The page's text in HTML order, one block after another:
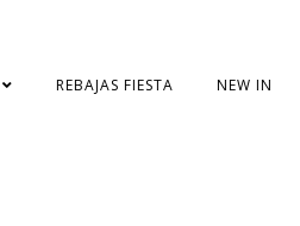
REBAJAS FIESTA NEW IN